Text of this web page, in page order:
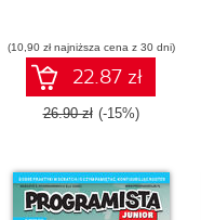
(10,90 zł najniższa cena z 30 dni)
22.87 zł
26.90 zł (-15%)